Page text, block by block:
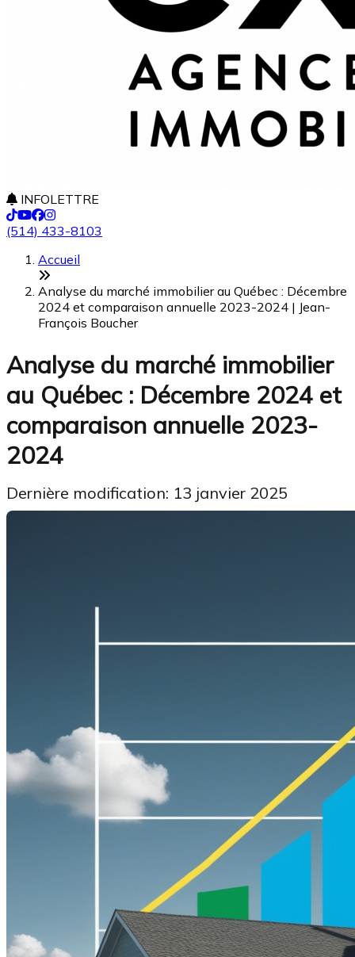
INFOLETTRE
(514) 433-8103
Accueil
Analyse du marché immobilier au Québec : Décembre
2024 et comparaison annuelle 2023-2024 | Jean-
François Boucher
Analyse du marché immobilier
au Québec : Décembre 2024 et
comparaison annuelle 2023-
2024
Dernière modification: 13 janvier 2025